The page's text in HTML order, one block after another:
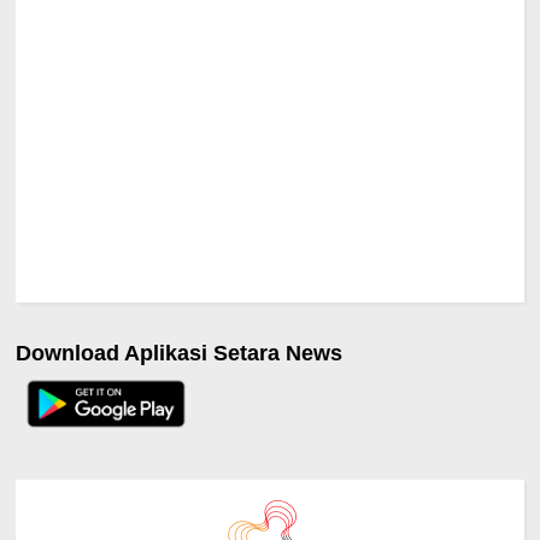
Download Aplikasi Setara News